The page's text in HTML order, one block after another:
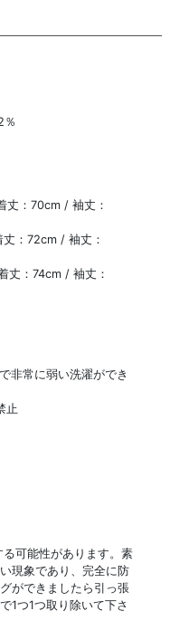
％
：70cm / 袖丈：
：72cm / 袖丈：
丈：74cm / 袖丈：
非常に弱い洗濯ができ
止
可能性があります。素
現象であり、完全に防
ができましたら引っ張
1つ1つ取り除いて下さ